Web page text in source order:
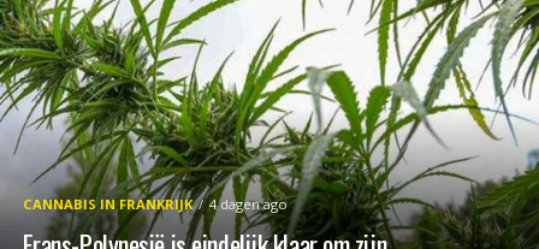
CANNABIS IN FRANKRIJK 4 dagen ago